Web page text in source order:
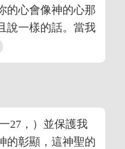
的心會像神的心那
說一樣的話。當我
27，）並保護我
的彰顯，這神聖的